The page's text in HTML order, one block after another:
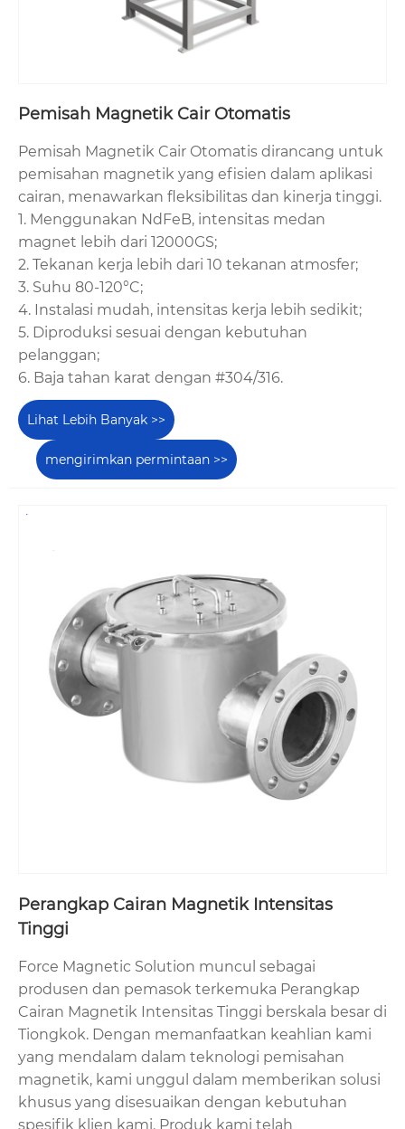
Pemisah Magnetik Cair Otomatis
Pemisah Magnetik Cair Otomatis dirancang untuk
pemisahan magnetik yang efisien dalam aplikasi
cairan, menawarkan fleksibilitas dan kinerja tinggi.
1. Menggunakan NdFeB, intensitas medan
magnet lebih dari 12000GS;
2. Tekanan kerja lebih dari 10 tekanan atmosfer;
3. Suhu 80-120°C;
4. Instalasi mudah, intensitas kerja lebih sedikit;
5. Diproduksi sesuai dengan kebutuhan
pelanggan;
6. Baja tahan karat dengan #304/316.
Lihat Lebih Banyak >>
mengirimkan permintaan >>
Perangkap Cairan Magnetik Intensitas
Tinggi
Force Magnetic Solution muncul sebagai
produsen dan pemasok terkemuka Perangkap
Cairan Magnetik Intensitas Tinggi berskala besar di
Tiongkok. Dengan memanfaatkan keahlian kami
yang mendalam dalam teknologi pemisahan
magnetik, kami unggul dalam memberikan solusi
khusus yang disesuaikan dengan kebutuhan
spesifik klien kami. Produk kami telah